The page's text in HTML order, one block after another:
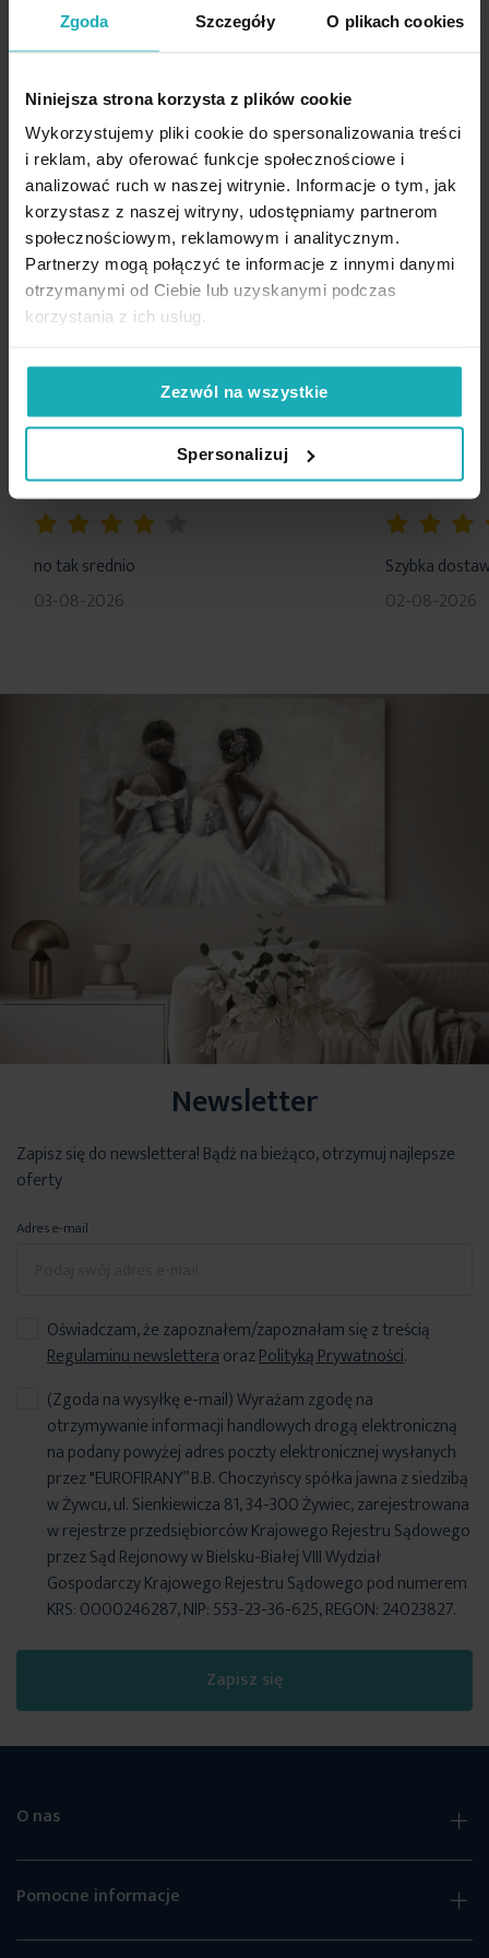
Zgoda Szczegóły O plikach cookies
Niniejsza strona korzysta z plików cookie
Wykorzystujemy pliki cookie do spersonalizowania treści
i reklam, aby oferować funkcje społecznościowe i
analizować ruch w naszej witrynie. Informacje o tym, jak
korzystasz z naszej witryny, udostępniamy partnerom
społecznościowym, reklamowym i analitycznym.
Partnerzy mogą połączyć te informacje z innymi danymi
otrzymanymi od Ciebie lub uzyskanymi podczas
korzystania z ich usług.
Zezwól na wszystkie
Spersonalizuj
Waga netto
260 g
Pobierz instrukcję użytkowania i bezpieczeństwa produktu
Cechy produktu
Elastyczna linka– łatwe i estetyczne upięcie tkaniny
Nie uszkadza materiału – bez igieł i wiązań
Uniwersalny styl premium– pasuje do nowoczesnych,
klasycznych i minimalistycznych wnętrz
Łatwy w użyciu – szybkie podpięcie i zwolnienie tkaniny
Zastosowanie:zasłony, firany, lekkie tkaniny dekoracyjne
Dane techniczne:
skład: tworzywo sztuczne
Opinie potwierdzone zakupem
5%
Na podstawie 1209 opinii. Zobacz niektóre opinie tutaj.
no tak srednio
03-08-2026
Szybka
02-08-2026
Newsletter
Zapisz się do newslettera! Bądź na bieżąco, otrzymuj najlepsze
oferty
Adres e-mail
Oświadczam, że zapoznałem/zapoznałam się z treścią
Regulaminu newsletteraorazPolityką Prywatności.
Zapisz się
(Zgoda na wysyłkę e-mail) Wyrażam zgodę na
otrzymywanie informacji handlowych drogą elektroniczną
na podany powyżej adres poczty elektronicznej wysłanych
przez "EUROFIRANY” B.B. Choczyńscy spółka jawna z siedzibą
w Żywcu, ul. Sienkiewicza 81, 34-300 Żywiec, zarejestrowana
w rejestrze przedsiębiorców Krajowego Rejestru Sądowego
przez Sąd Rejonowy w Bielsku-Białej VIII Wydział
Gospodarczy Krajowego Rejestru Sądowego pod numerem
KRS: 0000246287, NIP: 553-23-36-625, REGON: 24023827.
O nas
Pomocne informacje